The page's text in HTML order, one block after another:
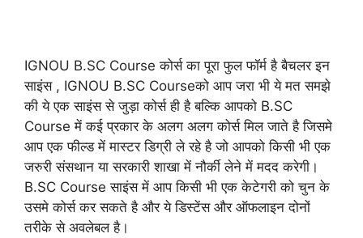
IGNOU B.SC Course कोर्स का पूरा फुल फॉर्म है बैचलर इन
साइंस , IGNOU B.SC Courseको आप जरा भी ये मत समझे
की ये एक साइंस से जुड़ा कोर्स ही है बल्कि आपको B.SC
Course में कई प्रकार के अलग अलग कोर्स मिल जाते है जिसमे
आप एक फील्ड में मास्टर डिग्री ले रहे है जो आपको किसी भी एक
जरुरी संसथान या सरकारी शाखा में नौर्की लेने में मदद करेगी।
B.SC Course साइंस में आप किसी भी एक केटेगरी को चुन के
उसमे कोर्स कर सकते है और ये डिस्टेंस और ऑफलाइन दोनों
तरीके से अवलेबल है।